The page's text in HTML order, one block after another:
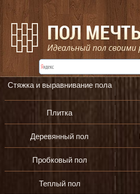
Стяжка и выравнивание пола
Плитка
Деревянный пол
Пробковый пол
Теплый пол